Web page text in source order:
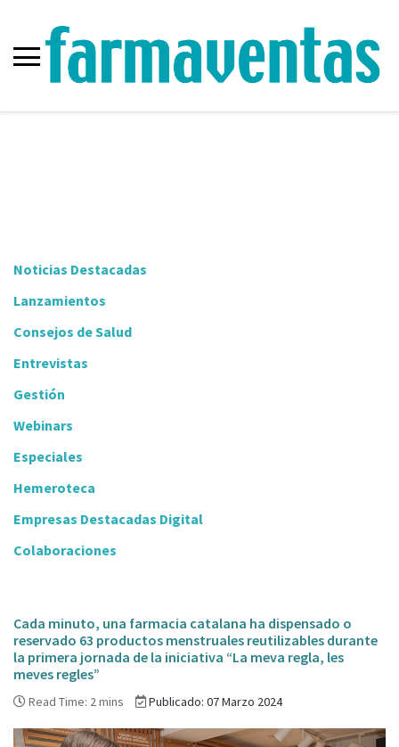
Noticias Destacadas
Lanzamientos
Consejos de Salud
Entrevistas
Gestión
Webinars
Especiales
Hemeroteca
Empresas Destacadas Digital
Colaboraciones
Cada minuto, una farmacia catalana ha dispensado o
reservado 63 productos menstruales reutilizables durante
la primera jornada de la iniciativa “La meva regla, les
meves regles”
Read Time: 2 mins Publicado: 07 Marzo 2024